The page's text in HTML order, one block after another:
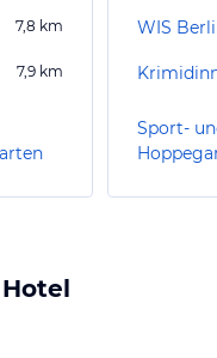
7,8 km
7,9 km
WIS
Sport-